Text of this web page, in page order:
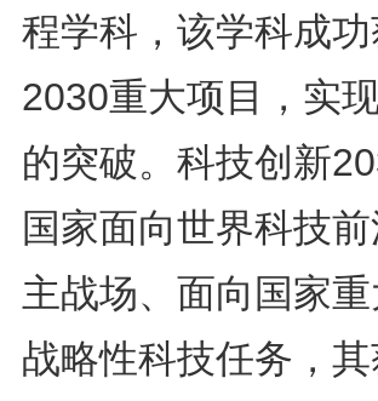
程学科，该学科成
2030重大项目，实
的突破。科技创新
国家面向世界科技
主战场、面向国家
战略性科技任务，